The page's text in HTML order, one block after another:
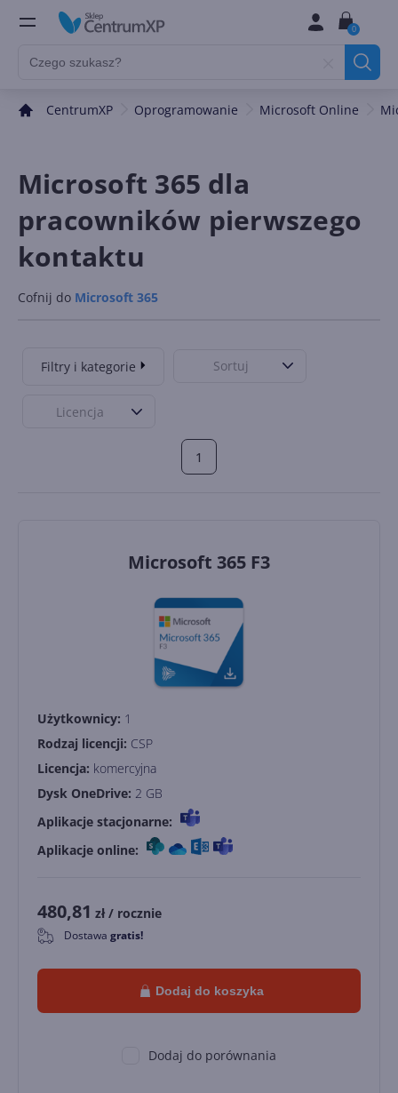
0
CentrumXP Oprogramowanie Microsoft Online
Microsoft 365 dla
pracowników pierwszego
kontaktu
Cofnij do Microsoft 365
Filtry i kategorie Sortuj
Licencja
1
Microsoft 365 F3
Użytkownicy: 1
Rodzaj licencji: CSP
Licencja: komercyjna
Dysk OneDrive: 2 GB
Aplikacje stacjonarne:
Aplikacje online:
480,81 zł / rocznie
0 Dostawa gratis!
Dodaj do koszyka
Dodaj do porównania